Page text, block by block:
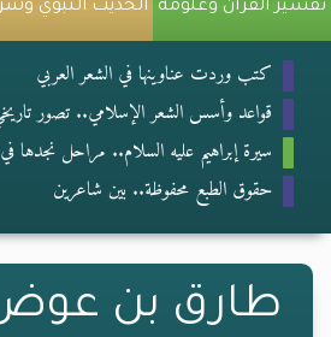
تفسير القرآن وعلومه الحديث النبوي
كتب وردت عناوينها في الشعر العربي
قواعد وأسس الشعر الإسلامي.. تصور
سيرة إبراهيم عليه السلام.. مراحل نجدها في
حقوق الطبع محفوظة.. بين شاعرين
طارق بن عوض